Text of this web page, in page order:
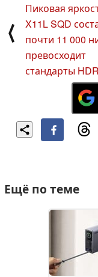
⟨
Пиковая
X11L SQD
почти 11 000
превосходит
стандарты
Ещё по теме